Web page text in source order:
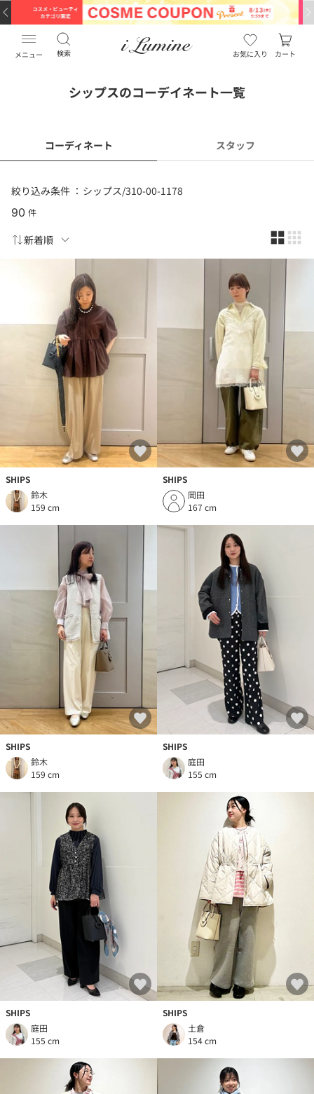
メニュー 検索 お気に入り カート
シップスのコーデイネート一覧
コーディネート スタッフ
絞り込み条件 ： シップス/310-00-1178
90 件
SHIPS
鈴木
159 cm
SHIPS
岡田
167 cm
SHIPS
鈴木
159 cm
SHIPS
庭田
155 cm
SHIPS
庭田
155 cm
SHIPS
土倉
154 cm